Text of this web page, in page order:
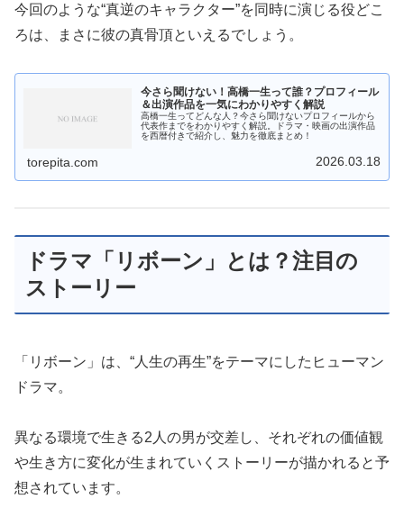
今回のような“真逆のキャラクター”を同時に演じる役どこ
ろは、まさに彼の真骨頂といえるでしょう。
今さら聞けない！高橋一生って誰？プロフィール
＆出演作品を一気にわかりやすく解説
高橋一生ってどんな人？今さら聞けないプロフィールから
代表作までをわかりやすく解説。ドラマ・映画の出演作品
を西暦付きで紹介し、魅力を徹底まとめ！
torepita.com 2026.03.18
ドラマ「リボーン」とは？注目の
ストーリー
「リボーン」は、“人生の再生”をテーマにしたヒューマン
ドラマ。
異なる環境で生きる2人の男が交差し、それぞれの価値観
や生き方に変化が生まれていくストーリーが描かれると予
想されています。